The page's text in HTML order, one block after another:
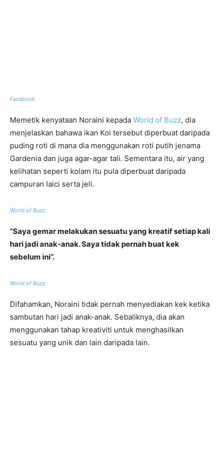
Facebook
Memetik kenyataan Noraini kepada World of Buzz, dia
menjelaskan bahawa ikan Koi tersebut diperbuat daripada
puding roti di mana dia menggunakan roti putih jenama
Gardenia dan juga agar-agar tali. Sementara itu, air yang
kelihatan seperti kolam itu pula diperbuat daripada
campuran laici serta jeli.
World of Buzz
“Saya gemar melakukan sesuatu yang kreatif setiap kali
hari jadi anak-anak. Saya tidak pernah buat kek
sebelum ini”.
World of Buzz
Difahamkan, Noraini tidak pernah menyediakan kek ketika
sambutan hari jadi anak-anak. Sebaliknya, dia akan
menggunakan tahap kreativiti untuk menghasilkan
sesuatu yang unik dan lain daripada lain.